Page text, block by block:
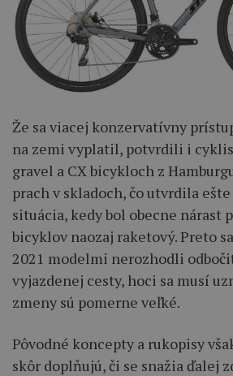
Že sa viacej konzervatívny
na zemi vyplatil, potvrdili i
gravel a CX bicykloch z
prach v skladoch, čo utvrdila
situácia, kedy bol obecne nárast
bicyklov naozaj raketový. Preto
2021 modelmi nerozhodli
vyjazdenej cesty, hoci sa musí
zmeny sú pomerne veľké.
Pôvodné koncepty a rukopisy
skôr doplňujú, či se snažia ďalej